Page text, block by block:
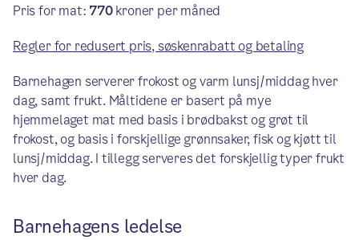
Pris for mat: 770kroner per måned
Regler for redusert pris, søskenrabatt og betaling
Barnehagen serverer frokost og varm lunsj/middag hver
dag, samt frukt. Måltidene er basert på mye
hjemmelaget mat med basis i brødbakst og grøt til
frokost, og basis i forskjellige grønnsaker, fisk og kjøtt til
lunsj/middag. I tillegg serveres det forskjellig typer frukt
hver dag.
Barnehagens ledelse